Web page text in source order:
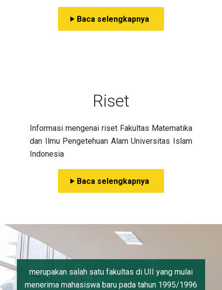
Baca selengkapnya
Riset
Informasi mengenai riset Fakultas Matematika
dan Ilmu Pengetehuan Alam Universitas Islam
Indonesia
Baca selengkapnya
merupakan salah satu fakultas di UII yang mulai
menerima mahasiswa baru pada tahun 1995/1996